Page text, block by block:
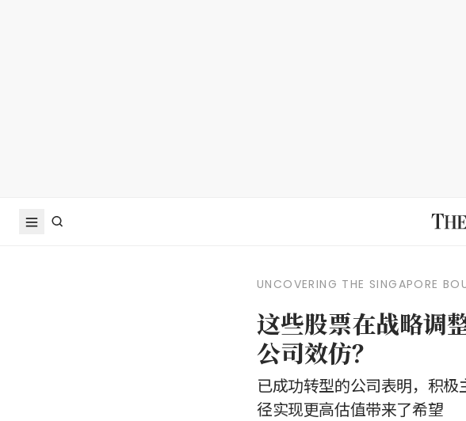
UNCOVERING THE SINGAPORE
这些股票在战略调
公司效仿？
已成功转型的公司表明，积
径实现更高估值带来了希望